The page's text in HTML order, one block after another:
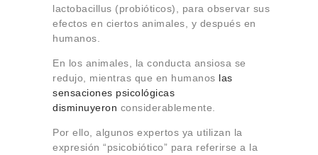
lactobacillus (probióticos), para observar sus
efectos en ciertos animales, y después en
humanos.
En los animales, la conducta ansiosa se
redujo, mientras que en humanos las
sensaciones psicológicas
disminuyeron considerablemente.
Por ello, algunos expertos ya utilizan la
expresión “psicobiótico” para referirse a la